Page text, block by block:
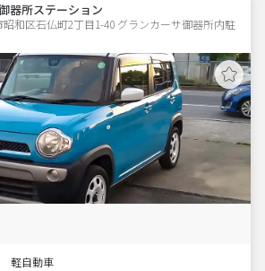
器所ステーション
和区石仏町2丁目1-40 グランカーサ御器所内駐
軽自動車